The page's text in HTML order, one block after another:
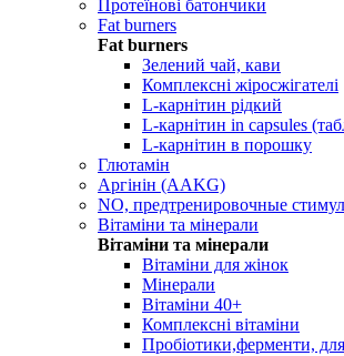
Протеїнові батончики
Fat burners
Fat burners
Зелений чай, кави
Комплексні жіросжігателі
L-карнітин рідкий
L-карнітин in capsules
L-карнітин в порошку
Глютамін
Аргінін (AAKG)
NO, предтренировочные
Вітаміни та мінерали
Вітаміни та мінерали
Вітаміни для жінок
Мінерали
Вітаміни 40+
Комплексні вітаміни
Пробіотики,ферменти,